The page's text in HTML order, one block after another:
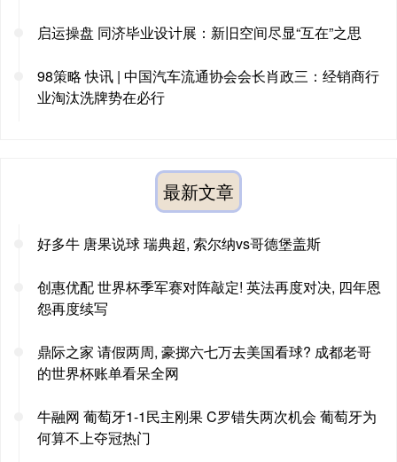
启运操盘 同济毕业设计展：新旧空间尽显“互在”之思
98策略 快讯 | 中国汽车流通协会会长肖政三：经销商行
业淘汰洗牌势在必行
最新文章
好多牛 唐果说球 瑞典超, 索尔纳vs哥德堡盖斯
创惠优配 世界杯季军赛对阵敲定! 英法再度对决, 四年恩
怨再度续写
鼎际之家 请假两周, 豪掷六七万去美国看球? 成都老哥
的世界杯账单看呆全网
牛融网 葡萄牙1-1民主刚果 C罗错失两次机会 葡萄牙为
何算不上夺冠热门